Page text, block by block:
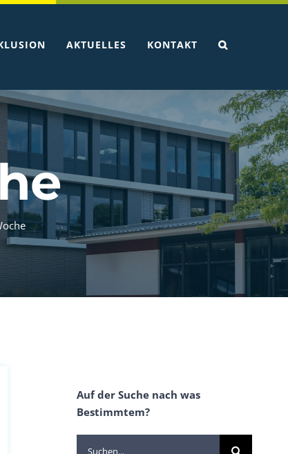
AKTUELLES KONTAKT
Auf der Suche nach was
Bestimmtem?
Suche